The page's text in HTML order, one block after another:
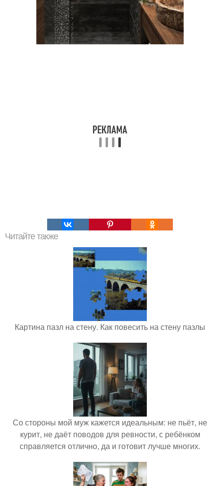
Читайте также
Картина пазл на стену. Как повесить на стену пазлы
Со стороны мой муж кажется идеальным: не пьёт, не
курит, не даёт поводов для ревности, с ребёнком
справляется отлично, да и готовит лучше многих.